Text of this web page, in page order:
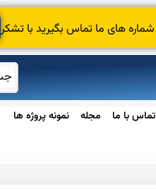
های ما تماس بگیرید با تشکر
تماس با ما مجله نمونه پروژه ها